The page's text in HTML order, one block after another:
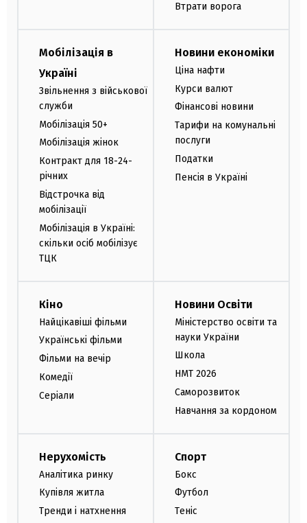
Втрати ворога
Мобілізація в
Україні
Звільнення з військової
служби
Мобілізація 50+
Мобілізація жінок
Контракт для 18-24-
річних
Відстрочка від
мобілізації
Мобілізація в Україні:
скільки осіб мобілізує
ТЦК
Новини економіки
Ціна нафти
Курси валют
Фінансові новини
Тарифи на комунальні
послуги
Податки
Пенсія в Україні
Кіно
Найцікавіші фільми
Українські фільми
Фільми на вечір
Комедії
Серіали
Новини Освіти
Міністерство освіти та
науки України
Школа
НМТ 2026
Саморозвиток
Навчання за кордоном
Нерухомість
Аналітика ринку
Купівля житла
Тренди і натхнення
Спорт
Бокс
Футбол
Теніс